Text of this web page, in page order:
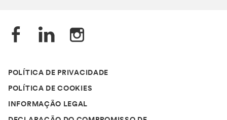
POLÍTICA DE PRIVACIDADE
POLÍTICA DE COOKIES
INFORMAÇÃO LEGAL